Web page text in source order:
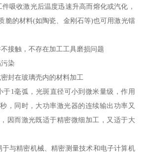
吸收激光后温度迅速升高而熔化或汽化，
脆的材料(如陶瓷、金刚石等)也可用激光镭
接触，不存在加工工具磨损问题
染
封在玻璃壳内的材料加工
于1毫弧，光斑直径可小到微米量级，作用
，同时，大功率激光器的连续输出功率又
因而激光既适于精密微细加工，又适于大
与精密机械、精密测量技术和电子计算机